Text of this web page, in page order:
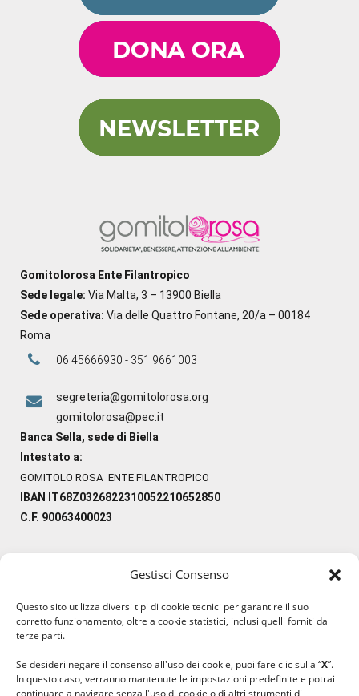
Gestisci Consenso
Questo sito utilizza diversi tipi di cookie tecnici per garantire il suo
corretto funzionamento, oltre a cookie statistici, inclusi quelli forniti da
terze parti.
Se desideri negare il consenso all'uso dei cookie, puoi fare clic sulla “X”.
In questo caso, verranno mantenute le impostazioni predefinite e potrai
continuare a navigare senza l'uso di cookie o di altri strumenti di
Gomitolorosa Ente Filantropico
Sede legale: Via Malta, 3 – 13900 Biella
Sede operativa: Via delle Quattro Fontane, 20/a – 00184
Roma
06 45666930 - 351 9661003
segreteria@gomitolorosa.org
gomitolorosa@pec.it
Banca Sella, sede di Biella
Intestato a:
GOMITOLO ROSA ENTE FILANTROPICO
IBAN IT68Z0326822310052210652850
C.F. 90063400023
#lanaterapia
#ilcaloredellempatia